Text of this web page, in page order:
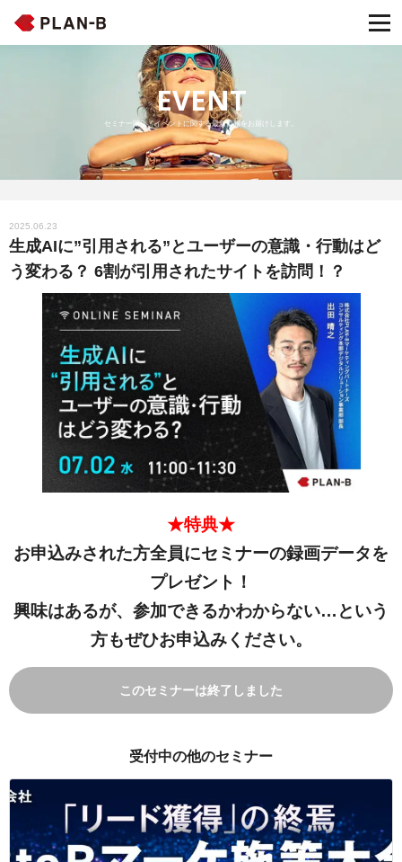
EVENT
セミナー開催・イベントに関する最新情報をお届けします。
2025.06.23
生成AIに”引用される”とユーザーの意識・行動はど
う変わる？ 6割が引用されたサイトを訪問！？
★特典★
お申込みされた方全員にセミナーの録画データを
プレゼント！
興味はあるが、参加できるかわからない…という
方もぜひお申込みください。
このセミナーは終了しました
受付中の他のセミナー